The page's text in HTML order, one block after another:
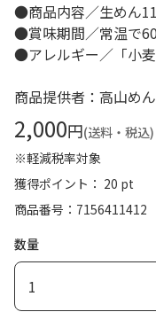
●商品内容／生めん
●賞味期間／常温で
●アレルギー／「小
商品提供者：高山めん
2,000円(送料・税込)
※軽減税率対象
獲得ポイント： 20 pt
商品番号
7156411412
数量
1